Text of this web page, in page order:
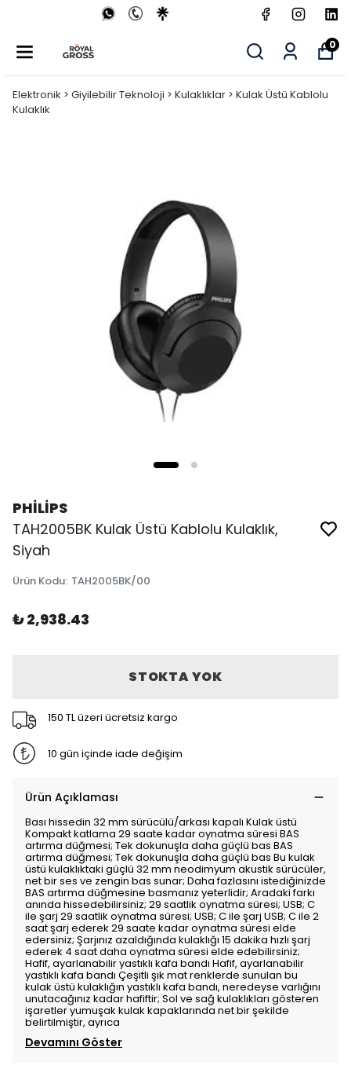
0
Elektronik > Giyilebilir Teknoloji > Kulaklıklar > Kulak Üstü Kablolu
Kulaklık
PHİLİPS
TAH2005BK Kulak Üstü Kablolu Kulaklık,
Siyah
Ürün Kodu: TAH2005BK/00
₺ 2,938.43
STOKTA YOK
150 TL üzeri ücretsiz kargo
10 gün içinde iade değişim
Ürün Açıklaması
Bası hissedin 32 mm sürücülü/arkası kapalı Kulak üstü
Kompakt katlama 29 saate kadar oynatma süresi BAS
artırma düğmesi; Tek dokunuşla daha güçlü bas BAS
artırma düğmesi; Tek dokunuşla daha güçlü bas Bu kulak
üstü kulaklıktaki güçlü 32 mm neodimyum akustik sürücüler,
net bir ses ve zengin bas sunar; Daha fazlasını istediğinizde
BAS artırma düğmesine basmanız yeterlidir; Aradaki farkı
anında hissedebilirsiniz; 29 saatlik oynatma süresi; USB; C
ile şarj 29 saatlik oynatma süresi; USB; C ile şarj USB; C ile 2
saat şarj ederek 29 saate kadar oynatma süresi elde
edersiniz; Şarjınız azaldığında kulaklığı 15 dakika hızlı şarj
ederek 4 saat daha oynatma süresi elde edebilirsiniz;
Hafif, ayarlanabilir yastıklı kafa bandı Hafif, ayarlanabilir
yastıklı kafa bandı Çeşitli şık mat renklerde sunulan bu
kulak üstü kulaklığın yastıklı kafa bandı, neredeyse varlığını
unutacağınız kadar hafiftir; Sol ve sağ kulaklıkları gösteren
işaretler yumuşak kulak kapaklarında net bir şekilde
belirtilmiştir, ayrıca
Devamını Göster